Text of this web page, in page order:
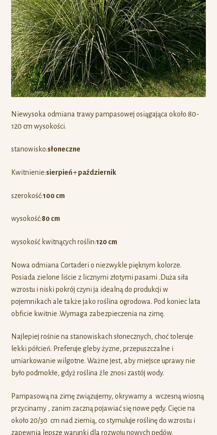
Niewysoka odmiana trawy pampasowej osiągająca około 80-
120 cm wysokości.
stanowisko:słoneczne
Kwitnienie:sierpień ÷ październik
szerokość:100 cm
wysokość:80 cm
wysokość kwitnących roślin:120 cm
Nowa odmiana Cortaderi o niezwykle pięknym kolorze.
Posiada zielone liście z licznymi złotymi pasami .Duża siła
wzrostu i niski pokrój czyni ja idealną do produkcji w
pojemnikach ale także jako roślina ogrodowa. Pod koniec lata
obficie kwitnie .Wymaga zabezpieczenia na zimę.
Najlepiej rośnie na stanowiskach słonecznych, choć toleruje
lekki półcień. Preferuje gleby żyzne, przepuszczalne i
umiarkowanie wilgotne. Ważne jest, aby miejsce uprawy nie
było podmokłe, gdyż roślina źle znosi zastój wody.
Pampasową na zimę związujemy, okrywamy a wczesną wiosną
przycinamy , zanim zaczną pojawiać się nowe pędy. Cięcie na
około 20/30 cm nad ziemią, co stymuluje roślinę do wzrostu i
zapewnia lepsze warunki dla rozwoju nowych pędów.